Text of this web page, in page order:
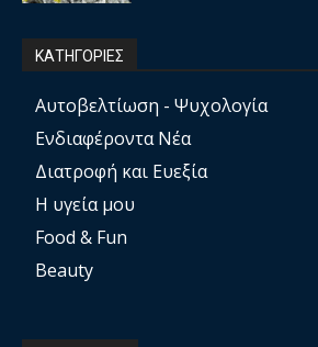
ΚΑΤΗΓΟΡΙΕΣ
Αυτοβελτίωση - Ψυχολογία
Ενδιαφέροντα Νέα
Διατροφή και Ευεξία
Η υγεία μου
Food & Fun
Beauty